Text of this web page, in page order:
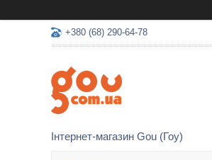
+380 (68) 290-64-78
Інтернет-магазин Gou (Гоу)